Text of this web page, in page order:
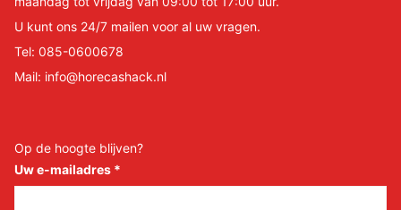
U kunt ons 24/7 mailen voor al uw vragen.
Tel: 085-0600678
Mail: info@horecashack.nl
Op de hoogte blijven?
Uw e-mailadres *